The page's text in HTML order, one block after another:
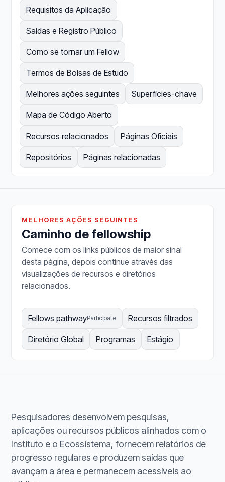
Requisitos da Aplicação
Saídas e Registro Público
Como se tornar um Fellow
Termos de Bolsas de Estudo
Melhores ações seguintes Superfícies-chave
Mapa de Código Aberto
Recursos relacionados Páginas Oficiais
Repositórios Páginas relacionadas
MELHORES AÇÕES SEGUINTES
Caminho de fellowship
Comece com os links públicos de maior sinal
desta página, depois continue através das
visualizações de recursos e diretórios
relacionados.
Fellows pathwayParticipate Recursos filtrados
Diretório Global Programas Estágio
Pesquisadores desenvolvem pesquisas,
aplicações ou recursos públicos alinhados com o
Instituto e o Ecossistema, fornecem relatórios de
progresso regulares e produzem saídas que
avançam a área e permanecem acessíveis ao